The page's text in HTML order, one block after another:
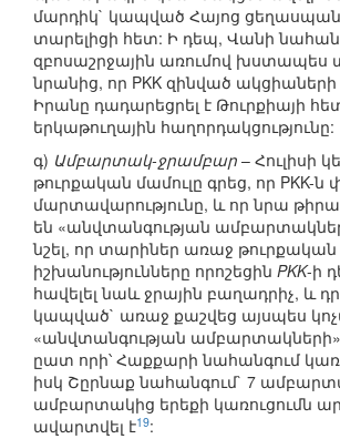
մարդիկ` կապված Հայոց
տարելիցի հետ: Ի դեպ, Վանի
զբոսաշրջային առումով խստապես
նրանից, որ PKK զինված
Իրանը դադարեցրել է Թուրքիայի
երկաթուղային հաղորդակցությունը:
գ) Ամբարտակ-ջրամբար – Հուլիսի
թուրքական մամուլը գրեց, որ PKK-ն
մարտավարությունը, և որ նրա
են «անվտանգության
նշել, որ տարիներ առաջ թուրքական
իշխանությունները որոշեցին PKK-ի
հավելել նաև ջրային բաղադրիչ, և
կապված` առաջ քաշվեց այսպես
«անվտանգության
ըատ որի՝ Հաքքարի նահանգում
իսկ Շըրնաք նահանգում` 7
ամբարտակից երեքի կառուցումն
ավարտվել է19: